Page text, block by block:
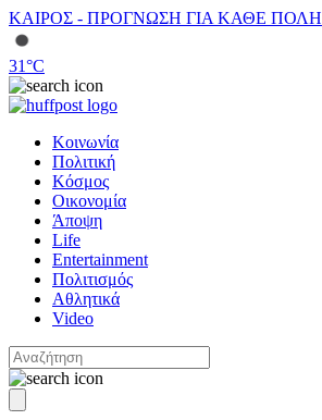
ΚΑΙΡΟΣ - ΠΡΟΓΝΩΣΗ ΓΙΑ ΚΑΘΕ ΠΟΛΗ
31°C
Κοινωνία
Πολιτική
Κόσμος
Οικονομία
Άποψη
Life
Entertainment
Πολιτισμός
Αθλητικά
Video